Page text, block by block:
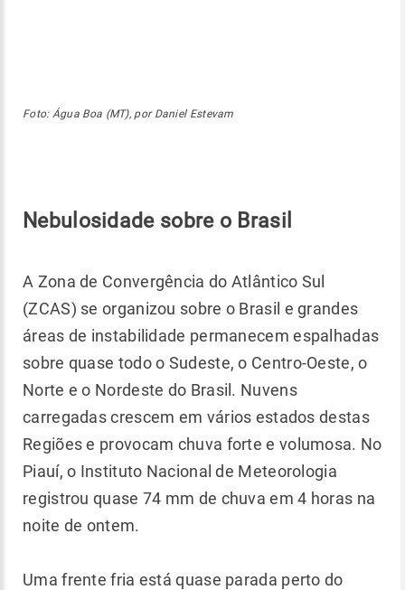
Foto: Água Boa (MT), por Daniel Estevam
Nebulosidade sobre o Brasil
A Zona de Convergência do Atlântico Sul
(ZCAS) se organizou sobre o Brasil e grandes
áreas de instabilidade permanecem espalhadas
sobre quase todo o Sudeste, o Centro-Oeste, o
Norte e o Nordeste do Brasil. Nuvens
carregadas crescem em vários estados destas
Regiões e provocam chuva forte e volumosa. No
Piauí, o Instituto Nacional de Meteorologia
registrou quase 74 mm de chuva em 4 horas na
noite de ontem.
Uma frente fria está quase parada perto do